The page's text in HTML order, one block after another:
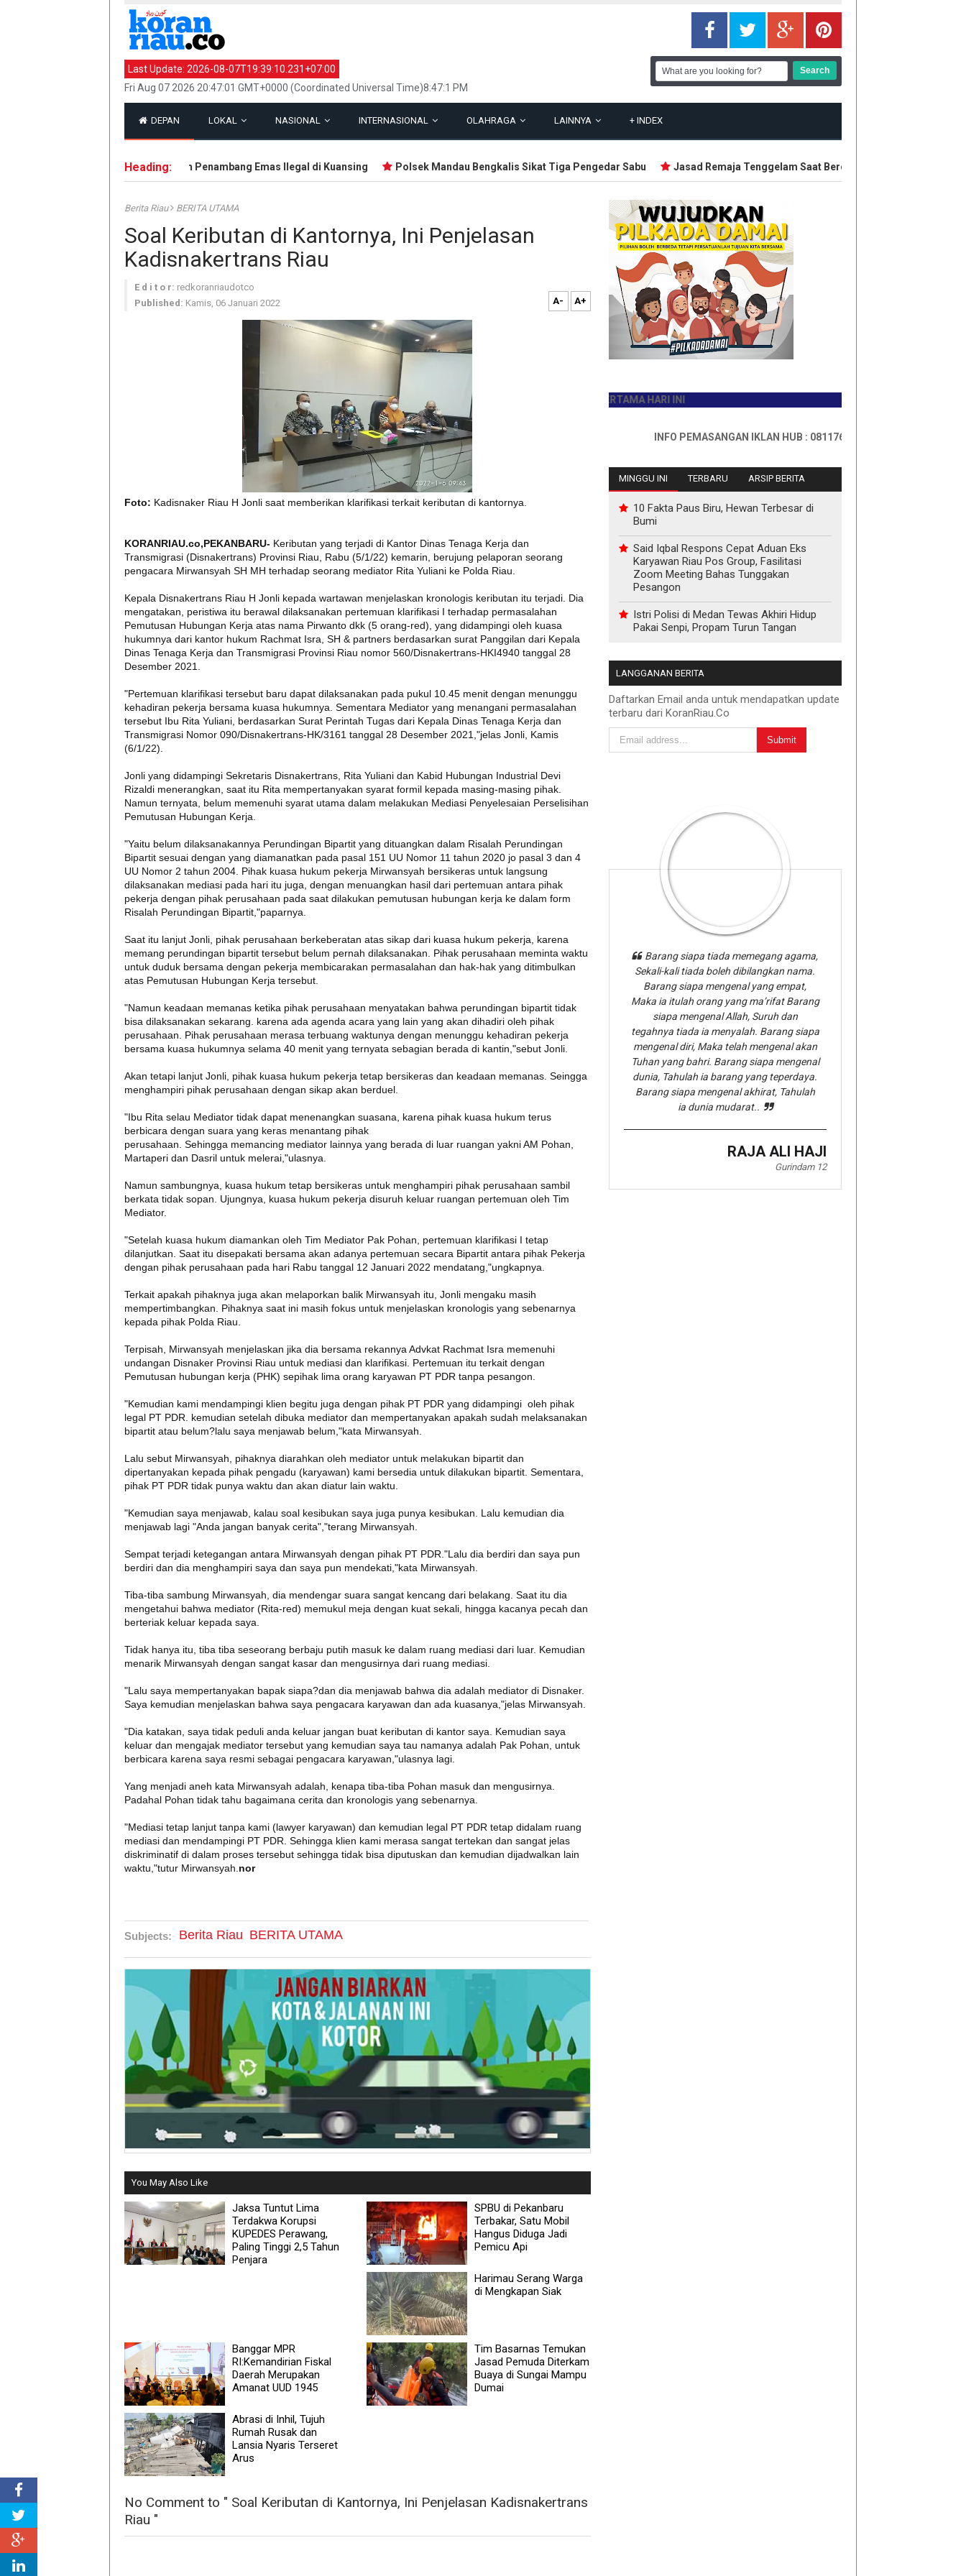
Last Update: 2026-08-07T19:39:10.231+07:00
Fri Aug 07 2026 20:47:01 GMT+0000 (Coordinated Universal Time)8:47:1 PM
DEPAN LOKAL NASIONAL INTERNASIONAL OLAHRAGA LAINNYA + INDEX
Heading:
Polisi Amankan Enam Penambang Emas Ilegal di Kuansing Polsek Mandau Bengkalis Sikat Tiga Pengedar Sabu Jasad Remaja Tenggelam Saat Berenang di Sungai Siak
Berita Riau BERITA UTAMA
Soal Keributan di Kantornya, Ini Penjelasan
Kadisnakertrans Riau
E d i t o r: redkoranriaudotco
Published: Kamis, 06 Januari 2022 A- A+
Foto: Kadisnaker Riau H Jonli saat memberikan klarifikasi terkait keributan di kantornya.
KORANRIAU.co,PEKANBARU- Keributan yang terjadi di Kantor Dinas Tenaga Kerja dan
Transmigrasi (Disnakertrans) Provinsi Riau, Rabu (5/1/22) kemarin, berujung pelaporan seorang
pengacara Mirwansyah SH MH terhadap seorang mediator Rita Yuliani ke Polda Riau.
Kepala Disnakertrans Riau H Jonli kepada wartawan menjelaskan kronologis keributan itu terjadi. Dia
mengatakan, peristiwa itu berawal dilaksanakan pertemuan klarifikasi I terhadap permasalahan
Pemutusan Hubungan Kerja atas nama Pirwanto dkk (5 orang-red), yang didampingi oleh kuasa
hukumnya dari kantor hukum Rachmat Isra, SH & partners berdasarkan surat Panggilan dari Kepala
Dinas Tenaga Kerja dan Transmigrasi Provinsi Riau nomor 560/Disnakertrans-HKI4940 tanggal 28
Desember 2021.
"Pertemuan klarifikasi tersebut baru dapat dilaksanakan pada pukul 10.45 menit dengan menunggu
kehadiran pekerja bersama kuasa hukumnya. Sementara Mediator yang menangani permasalahan
tersebut Ibu Rita Yuliani, berdasarkan Surat Perintah Tugas dari Kepala Dinas Tenaga Kerja dan
Transmigrasi Nomor 090/Disnakertrans-HK/3161 tanggal 28 Desember 2021,"jelas Jonli, Kamis
(6/1/22).
Jonli yang didampingi Sekretaris Disnakertrans, Rita Yuliani dan Kabid Hubungan Industrial Devi
Rizaldi menerangkan, saat itu Rita mempertanyakan syarat formil kepada masing-masing pihak.
Namun ternyata, belum memenuhi syarat utama dalam melakukan Mediasi Penyelesaian Perselisihan
Pemutusan Hubungan Kerja.
"Yaitu belum dilaksanakannya Perundingan Bipartit yang dituangkan dalam Risalah Perundingan
Bipartit sesuai dengan yang diamanatkan pada pasal 151 UU Nomor 11 tahun 2020 jo pasal 3 dan 4
UU Nomor 2 tahun 2004. Pihak kuasa hukum pekerja Mirwansyah bersikeras untuk langsung
dilaksanakan mediasi pada hari itu juga, dengan menuangkan hasil dari pertemuan antara pihak
pekerja dengan pihak perusahaan pada saat dilakukan pemutusan hubungan kerja ke dalam form
Risalah Perundingan Bipartit,"paparnya.
Saat itu lanjut Jonli, pihak perusahaan berkeberatan atas sikap dari kuasa hukum pekerja, karena
memang perundingan bipartit tersebut belum pernah dilaksanakan. Pihak perusahaan meminta waktu
untuk duduk bersama dengan pekerja membicarakan permasalahan dan hak-hak yang ditimbulkan
atas Pemutusan Hubungan Kerja tersebut.
"Namun keadaan memanas ketika pihak perusahaan menyatakan bahwa perundingan bipartit tidak
bisa dilaksanakan sekarang. karena ada agenda acara yang lain yang akan dihadiri oleh pihak
perusahaan. Pihak perusahaan merasa terbuang waktunya dengan menunggu kehadiran pekerja
bersama kuasa hukumnya selama 40 menit yang ternyata sebagian berada di kantin,"sebut Jonli.
Akan tetapi lanjut Jonli, pihak kuasa hukum pekerja tetap bersikeras dan keadaan memanas. Seingga
menghampiri pihak perusahaan dengan sikap akan berduel.
"Ibu Rita selau Mediator tidak dapat menenangkan suasana, karena pihak kuasa hukum terus
berbicara dengan suara yang keras menantang pihak
perusahaan. Sehingga memancing mediator lainnya yang berada di luar ruangan yakni AM Pohan,
Martaperi dan Dasril untuk melerai,"ulasnya.
Namun sambungnya, kuasa hukum tetap bersikeras untuk menghampiri pihak perusahaan sambil
berkata tidak sopan. Ujungnya, kuasa hukum pekerja disuruh keluar ruangan pertemuan oleh Tim
Mediator.
"Setelah kuasa hukum diamankan oleh Tim Mediator Pak Pohan, pertemuan klarifikasi I tetap
dilanjutkan. Saat itu disepakati bersama akan adanya pertemuan secara Bipartit antara pihak Pekerja
dengan pihak perusahaan pada hari Rabu tanggal 12 Januari 2022 mendatang,"ungkapnya.
Terkait apakah pihaknya juga akan melaporkan balik Mirwansyah itu, Jonli mengaku masih
mempertimbangkan. Pihaknya saat ini masih fokus untuk menjelaskan kronologis yang sebenarnya
kepada pihak Polda Riau.
Terpisah, Mirwansyah menjelaskan jika dia bersama rekannya Advkat Rachmat Isra memenuhi
undangan Disnaker Provinsi Riau untuk mediasi dan klarifikasi. Pertemuan itu terkait dengan
Pemutusan hubungan kerja (PHK) sepihak lima orang karyawan PT PDR tanpa pesangon.
"Kemudian kami mendampingi klien begitu juga dengan pihak PT PDR yang didampingi oleh pihak
legal PT PDR. kemudian setelah dibuka mediator dan mempertanyakan apakah sudah melaksanakan
bipartit atau belum?lalu saya menjawab belum,"kata Mirwansyah.
Lalu sebut Mirwansyah, pihaknya diarahkan oleh mediator untuk melakukan bipartit dan
dipertanyakan kepada pihak pengadu (karyawan) kami bersedia untuk dilakukan bipartit. Sementara,
pihak PT PDR tidak punya waktu dan akan diatur lain waktu.
"Kemudian saya menjawab, kalau soal kesibukan saya juga punya kesibukan. Lalu kemudian dia
menjawab lagi "Anda jangan banyak cerita","terang Mirwansyah.
Sempat terjadi ketegangan antara Mirwansyah dengan pihak PT PDR."Lalu dia berdiri dan saya pun
berdiri dan dia menghampiri saya dan saya pun mendekati,"kata Mirwansyah.
Tiba-tiba sambung Mirwansyah, dia mendengar suara sangat kencang dari belakang. Saat itu dia
mengetahui bahwa mediator (Rita-red) memukul meja dengan kuat sekali, hingga kacanya pecah dan
berteriak keluar kepada saya.
Tidak hanya itu, tiba tiba seseorang berbaju putih masuk ke dalam ruang mediasi dari luar. Kemudian
menarik Mirwansyah dengan sangat kasar dan mengusirnya dari ruang mediasi.
"Lalu saya mempertanyakan bapak siapa?dan dia menjawab bahwa dia adalah mediator di Disnaker.
Saya kemudian menjelaskan bahwa saya pengacara karyawan dan ada kuasanya,"jelas Mirwansyah.
"Dia katakan, saya tidak peduli anda keluar jangan buat keributan di kantor saya. Kemudian saya
keluar dan mengajak mediator tersebut yang kemudian saya tau namanya adalah Pak Pohan, untuk
berbicara karena saya resmi sebagai pengacara karyawan,"ulasnya lagi.
Yang menjadi aneh kata Mirwansyah adalah, kenapa tiba-tiba Pohan masuk dan mengusirnya.
Padahal Pohan tidak tahu bagaimana cerita dan kronologis yang sebenarnya.
"Mediasi tetap lanjut tanpa kami (lawyer karyawan) dan kemudian legal PT PDR tetap didalam ruang
mediasi dan mendampingi PT PDR. Sehingga klien kami merasa sangat tertekan dan sangat jelas
diskriminatif di dalam proses tersebut sehingga tidak bisa diputuskan dan kemudian dijadwalkan lain
waktu,"tutur Mirwansyah. nor
Subjects: Berita Riau BERITA UTAMA
You May Also Like
Jaksa Tuntut Lima
Terdakwa Korupsi
KUPEDES Perawang,
Paling Tinggi 2,5 Tahun
Penjara
SPBU di Pekanbaru
Terbakar, Satu Mobil
Hangus Diduga Jadi
Pemicu Api
Harimau Serang Warga
di Mengkapan Siak
Banggar MPR
RI:Kemandirian Fiskal
Daerah Merupakan
Amanat UUD 1945
Tim Basarnas Temukan
Jasad Pemuda Diterkam
Buaya di Sungai Mampu
Dumai
Abrasi di Inhil, Tujuh
Rumah Rusak dan
Lansia Nyaris Terseret
Arus
No Comment to " Soal Keributan di Kantornya, Ini Penjelasan Kadisnakertrans
Riau "
JADILAH PEMBACA PERTAMA HARI INI
INFO PEMASANGAN IKLAN HUB : 0811767335
MINGGU INI TERBARU ARSIP BERITA
10 Fakta Paus Biru, Hewan Terbesar di
Bumi
Said Iqbal Respons Cepat Aduan Eks
Karyawan Riau Pos Group, Fasilitasi
Zoom Meeting Bahas Tunggakan
Pesangon
Istri Polisi di Medan Tewas Akhiri Hidup
Pakai Senpi, Propam Turun Tangan
LANGGANAN BERITA
Daftarkan Email anda untuk mendapatkan update
terbaru dari KoranRiau.Co
Barang siapa tiada memegang agama,
Sekali-kali tiada boleh dibilangkan nama.
Barang siapa mengenal yang empat,
Maka ia itulah orang yang ma’rifat Barang
siapa mengenal Allah, Suruh dan
tegahnya tiada ia menyalah. Barang siapa
mengenal diri, Maka telah mengenal akan
Tuhan yang bahri. Barang siapa mengenal
dunia, Tahulah ia barang yang teperdaya.
Barang siapa mengenal akhirat, Tahulah
ia dunia mudarat..
RAJA ALI HAJI
Gurindam 12